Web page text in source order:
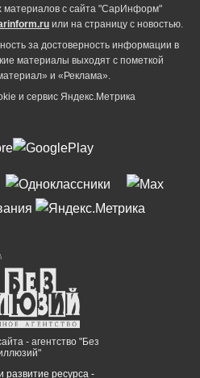
материалов с сайта "СарИнформ"
или на страницу с новостью.
за достоверность информации в
материалы выходят с пометкой
и «Реклама».
и сервиc Яндекс.Метрика
- агентство "Без
развитие ресурса -